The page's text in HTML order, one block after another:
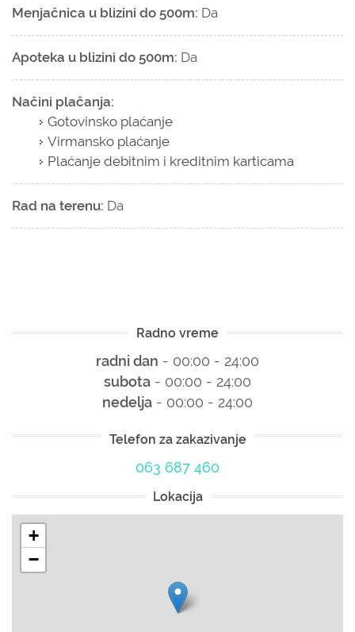
Radno vreme
radni dan - 00:00 - 24:00
subota - 00:00 - 24:00
nedelja - 00:00 - 24:00
Telefon za zakazivanje
063 687 460
Lokacija
+
−
Menjačnica u blizini do 500m: Da
Apoteka u blizini do 500m: Da
Načini plačanja:
Gotovinsko plaćanje
Virmansko plaćanje
Plaćanje debitnim i kreditnim karticama
Rad na terenu: Da